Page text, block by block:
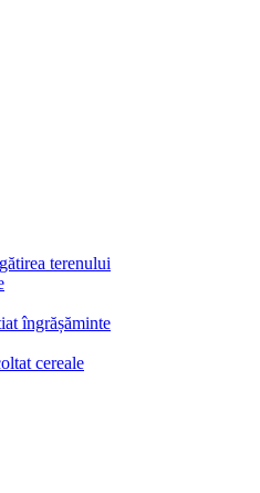
terenului
îngrășăminte
cereale